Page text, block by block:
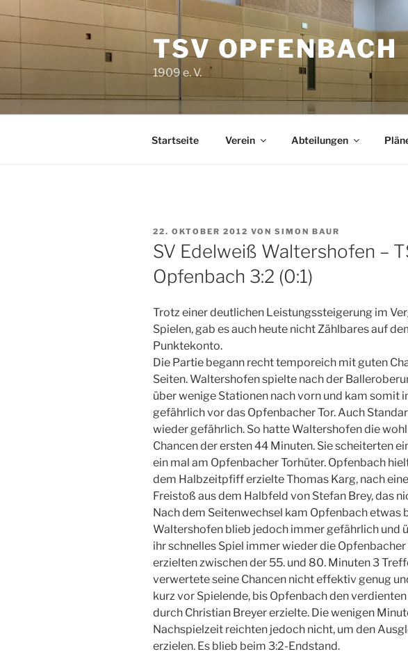
springen
TSV OPFENBACH
1909 e. V.
Startseite Verein Abteilungen
VERÖFFENTLICHT
AM
22. OKTOBER 2012 VON SIMON BAUR
SV Edelweiß Waltershofen –
Opfenbach 3:2 (0:1)
Trotz einer deutlichen Leistungssteigerung im
Spielen, gab es auch heute nicht Zählbares auf
Punktekonto.
Die Partie begann recht temporeich mit guten
Seiten. Waltershofen spielte nach der
über wenige Stationen nach vorn und kam somit
gefährlich vor das Opfenbacher Tor. Auch
wieder gefährlich. So hatte Waltershofen die
Chancen der ersten 44 Minuten. Sie scheiterten
ein mal am Opfenbacher Torhüter. Opfenbach
dem Halbzeitpfiff erzielte Thomas Karg, nach
Freistoß aus dem Halbfeld von Stefan Brey, das
Nach dem Seitenwechsel kam Opfenbach etwas
Waltershofen blieb jedoch immer gefährlich und
ihr schnelles Spiel immer wieder die
erzielten zwischen der 55. und 80. Minuten 3
verwertete seine Chancen nicht effektiv genug
kurz vor Spielende, bis Opfenbach den
durch Christian Breyer erzielte. Die wenigen
Nachspielzeit reichten jedoch nicht, um den
erzielen. Es blieb beim 3:2-Endstand.